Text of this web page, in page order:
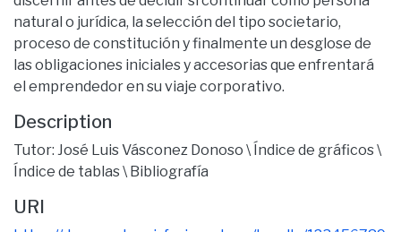
natural o jurídica, la selección del tipo societario,
proceso de constitución y finalmente un desglose de
las obligaciones iniciales y accesorias que enfrentará
el emprendedor en su viaje corporativo.
Description
Tutor: José Luis Vásconez Donoso \ Índice de gráficos \
Índice de tablas \ Bibliografía
URI